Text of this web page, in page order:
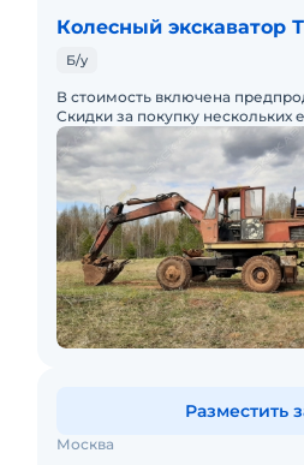
Колесный экскаватор
Б/у
В стоимость включена
Скидки за покупку нескольких
растаможена, предоставим
Москва
Разместить